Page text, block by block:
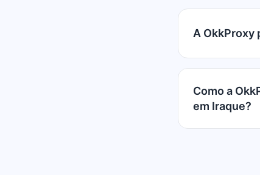
A OkkProxy
Como a
em Iraque?